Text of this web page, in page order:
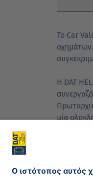
Το Car
Η DAT
μία